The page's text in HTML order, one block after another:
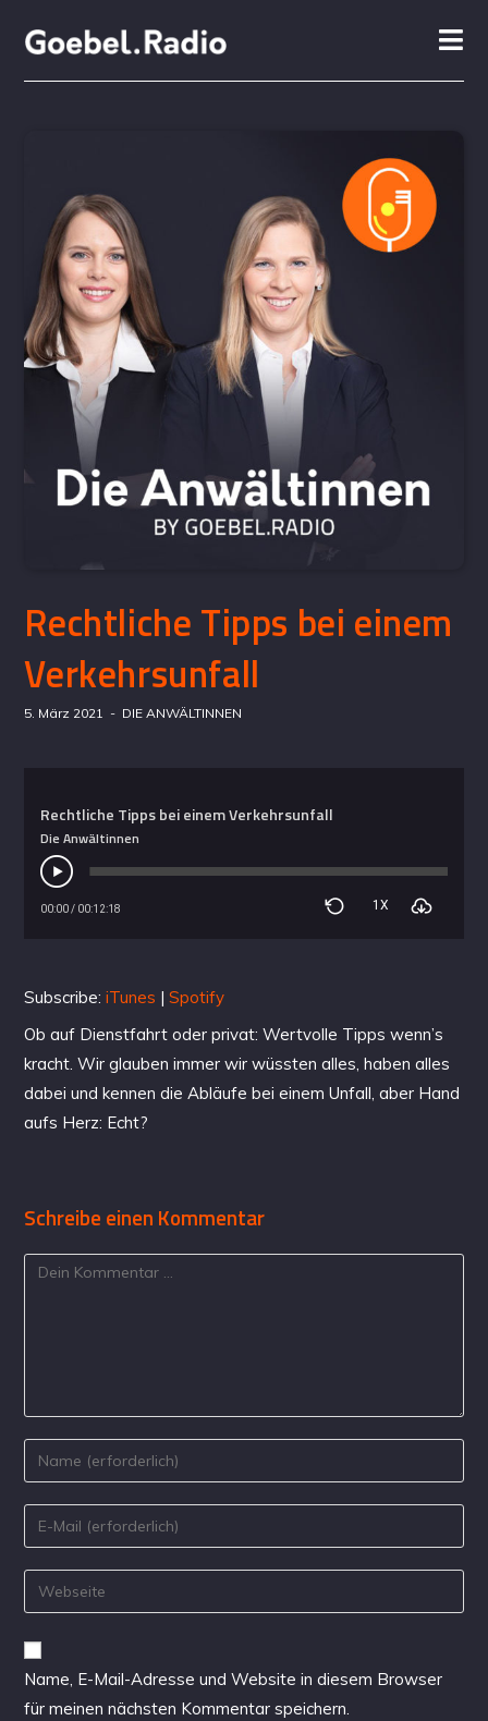
Rechtliche Tipps bei einem
Verkehrsunfall
5. März 2021 DIE ANWÄLTINNEN
Rechtliche Tipps bei einem Verkehrsunfall
Die Anwältinnen
00:00/ 00:12:18 1X
Subscribe:iTunes |Spotify
Ob auf Dienstfahrt oder privat: Wertvolle Tipps wenn’s
kracht. Wir glauben immer wir wüssten alles, haben alles
dabei und kennen die Abläufe bei einem Unfall, aber Hand
aufs Herz: Echt?
Schreibe einen Kommentar
Name, E-Mail-Adresse und Website in diesem Browser
für meinen nächsten Kommentar speichern.